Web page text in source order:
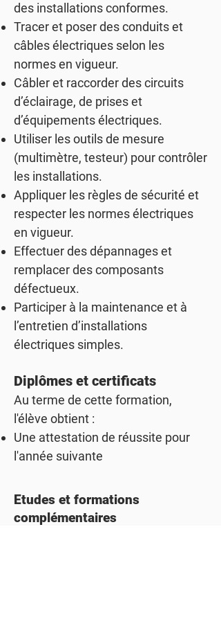
des installations conformes.
Tracer et poser des conduits et
câbles électriques selon les
normes en vigueur.
Câbler et raccorder des circuits
d’éclairage, de prises et
d’équipements électriques.
Utiliser les outils de mesure
(multimètre, testeur) pour contrôler
les installations.
Appliquer les règles de sécurité et
respecter les normes électriques
en vigueur.
Effectuer des dépannages et
remplacer des composants
défectueux.
Participer à la maintenance et à
l’entretien d’installations
électriques simples.
Diplômes et certificats
Au terme de cette formation,
l'élève obtient :
Une attestation de réussite pour
l'année suivante
Etudes et formations
complémentaires